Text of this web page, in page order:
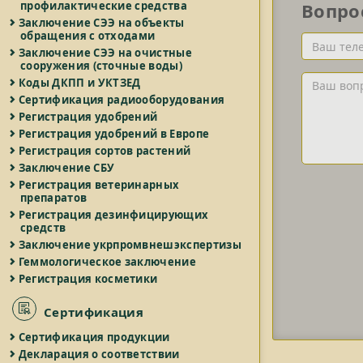
профилактические средства
Заключение СЭЭ на объекты
обращения с отходами
Заключение СЭЭ на очистные
сооружения (сточные воды)
Коды ДКПП и УКТЗЕД
Сертификация радиооборудования
Регистрация удобрений
Регистрация удобрений в Европе
Регистрация сортов растений
Заключение СБУ
Регистрация ветеринарных
препаратов
Регистрация дезинфицирующих
средств
Заключение укрпромвнешэкспертизы
Геммологическое заключение
Регистрация косметики
Сертификация
Сертификация продукции
Декларация о соответствии
Ваш
телефон
и/
или
Ваш
вопрос